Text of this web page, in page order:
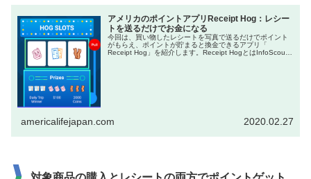
アメリカのポイントアプリReceipt Hog：レシー
トを送るだけでお金になる
今回は、買い物したレシートを写真で送るだけでポイント
がもらえ、ポイントが貯まると換金できるアプリ「
Receipt Hog」を紹介します。Receipt HogとはInfoScout
americalifejapan.com 2020.02.27